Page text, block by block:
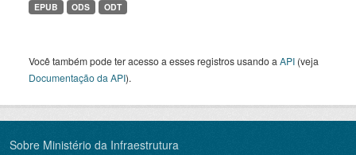
EPUB ODS ODT
Você também pode ter acesso a esses registros usando a API (veja
Documentação da API).
Sobre Ministério da Infraestrutura